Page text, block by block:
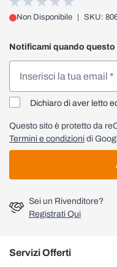
Non Disponibile SKU:
Notificami quando
Dichiaro di aver letto
Questo sito è protetto da
Termini e condizioni di
Sei un Rivenditore?
Registrati Qui
Servizi Offerti